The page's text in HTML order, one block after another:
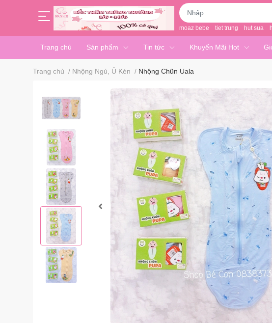
moaz bebe tiet trung hut sua
Trang chủ Sản phẩm Tin tức Khuyến Mãi Hot
Trang chủ / Nhộng Ngủ, Ủ Kén / Nhộng Chũn Uala